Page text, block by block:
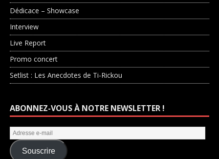
Dédicace – Showcase
Interview
Live Report
Promo concert
Setlist : Les Anecdotes de Ti-Rickou
ABONNEZ-VOUS À NOTRE NEWSLETTER !
Souscrire